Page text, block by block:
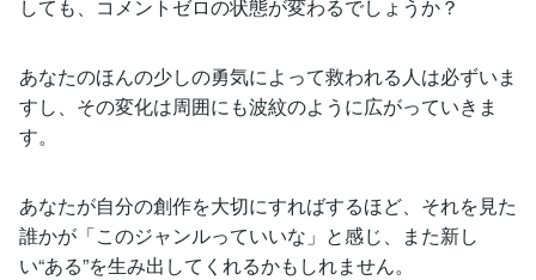
しても、コメントゼロの状態が変わるでしょうか？
あなたのほんの少しの勇気によって救われる人は必ずいま
すし、その変化は周囲にも波紋のように広がっていきま
す。
あなたが自分の創作を大切にすればするほど、それを見た
誰かが「このジャンルっていいな」と感じ、また新し
い“ある”を生み出してくれるかもしれません。